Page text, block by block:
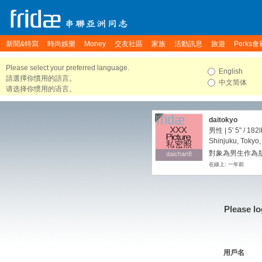
新聞&特寫 時尚娛樂 Money 交友社區 家族 活動訊息 旅遊 Perks會
Please select your preferred language.
請選擇你慣用的語言。
请选择你惯用的语言。
English
中文简体
daichan8
daichan8
daitokyo
男性 | 5' 5" /
Shinjuku,
對象為男生作為
在線上: 一年前
Please
用戶名